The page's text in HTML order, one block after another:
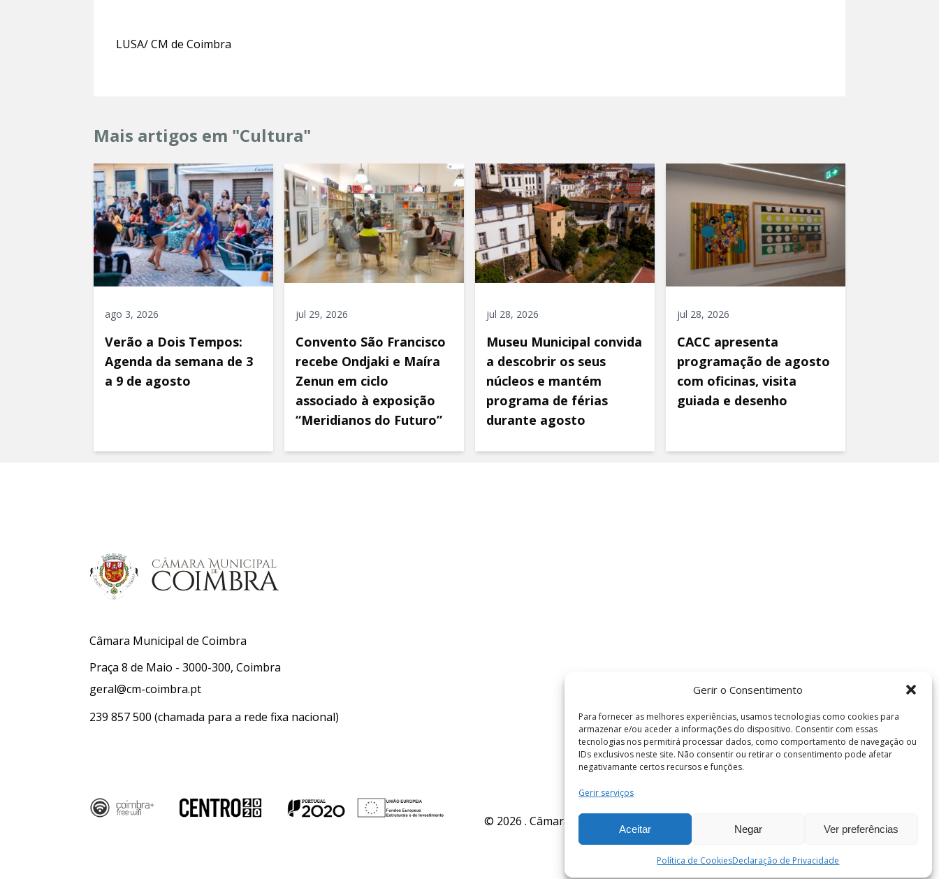
Gerir o Consentimento
Para fornecer as melhores experiências, usamos tecnologias como cookies para
armazenar e/ou aceder a informações do dispositivo. Consentir com essas
tecnologias nos permitirá processar dados, como comportamento de navegação ou
IDs exclusivos neste site. Não consentir ou retirar o consentimento pode afetar
negativamante certos recursos e funções.
Gerir serviços
Aceitar Negar Ver preferências
Política de CookiesDeclaração de Privacidade
LUSA/ CM de Coimbra
Mais artigos em "Cultura"
ago 3, 2026
Verão a Dois Tempos:
Agenda da semana de 3
a 9 de agosto
jul 29, 2026
Convento São Francisco
recebe Ondjaki e Maíra
Zenun em ciclo
associado à exposição
“Meridianos do Futuro”
jul 28, 2026
Museu Municipal convida
a descobrir os seus
núcleos e mantém
programa de férias
durante agosto
jul 28, 2026
CACC apresenta
programação de agosto
com oficinas, visita
guiada e desenho
Câmara Municipal de Coimbra
Praça 8 de Maio - 3000-300, Coimbra
geral@cm-coimbra.pt
239 857 500 (chamada para a rede fixa nacional)
© 2026 . Câmara Municipal de Coimbra . Todos os direitos reservados.